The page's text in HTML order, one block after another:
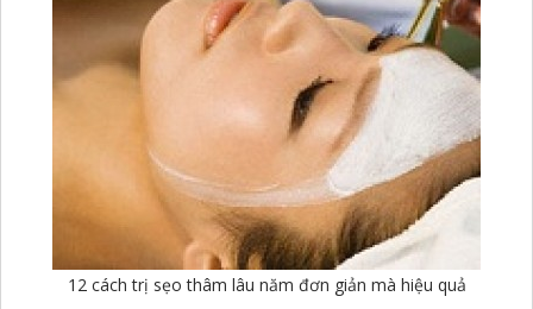
12 cách trị sẹo thâm lâu năm đơn giản mà hiệu quả